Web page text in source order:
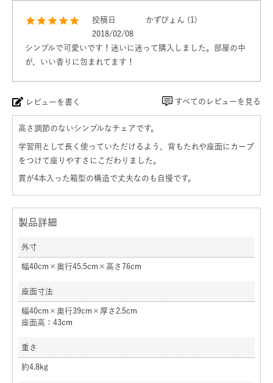
かずぴょん 1
投稿日
2018/02/08
シンプルで可愛いです！迷いに迷って購入しました。部屋の中
が、いい香りに包まれてます！
すべてのレビューを見る
レビューを書く
高さ調節のないシンプルなチェアです。
学習用として長く使っていただけるよう、背もたれや座面にカーブ
をつけて座りやすさにこだわりました。
貫が4本入った箱型の構造で丈夫なのも自慢です。
製品詳細
外寸
幅40cm×奥行45.5cm×高さ76cm
座面寸法
幅40cm×奥行39cm×厚さ2.5cm
座面高：43cm
重さ
約4.8kg